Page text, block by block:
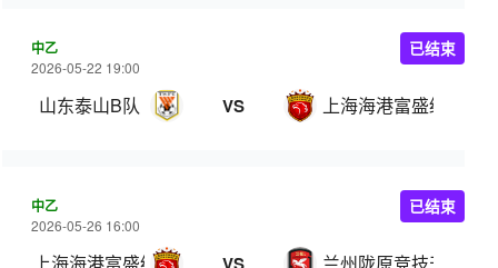
中乙
2026-05-22 19:00
山东泰山B队 VS 上海海港富盛经开
已结束
中乙
2026-05-26 16:00
已结束